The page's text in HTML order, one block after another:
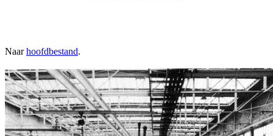
Naarhoofdbestand.